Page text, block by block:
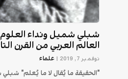
شبلي شميل ونداء
العالم العربي من القرن
نوفمبر 7, 2019 | علماء
"الحقيقة ما يُقال لا ما يُعلم"